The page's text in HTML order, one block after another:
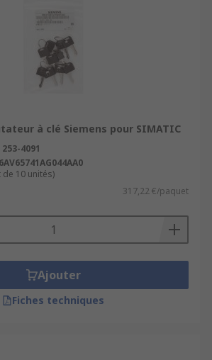
à clé Siemens pour SIMATIC
253-4091
6AV65741AG044AA0
10 unités)
317,22 €/paquet
Ajouter
Fiches techniques